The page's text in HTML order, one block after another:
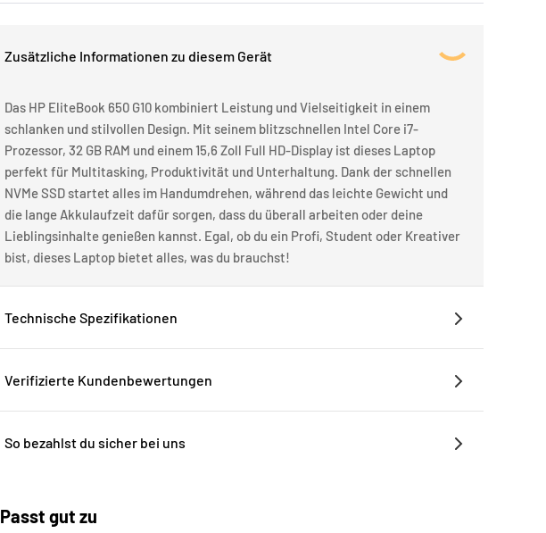
Zusätzliche Informationen zu diesem Gerät
Das HP EliteBook 650 G10 kombiniert Leistung und Vielseitigkeit in einem
schlanken und stilvollen Design. Mit seinem blitzschnellen Intel Core i7-
Prozessor, 32 GB RAM und einem 15,6 Zoll Full HD-Display ist dieses Laptop
perfekt für Multitasking, Produktivität und Unterhaltung. Dank der schnellen
NVMe SSD startet alles im Handumdrehen, während das leichte Gewicht und
die lange Akkulaufzeit dafür sorgen, dass du überall arbeiten oder deine
Lieblingsinhalte genießen kannst. Egal, ob du ein Profi, Student oder Kreativer
bist, dieses Laptop bietet alles, was du brauchst!
Technische Spezifikationen
Verifizierte Kundenbewertungen
So bezahlst du sicher bei uns
Passt gut zu